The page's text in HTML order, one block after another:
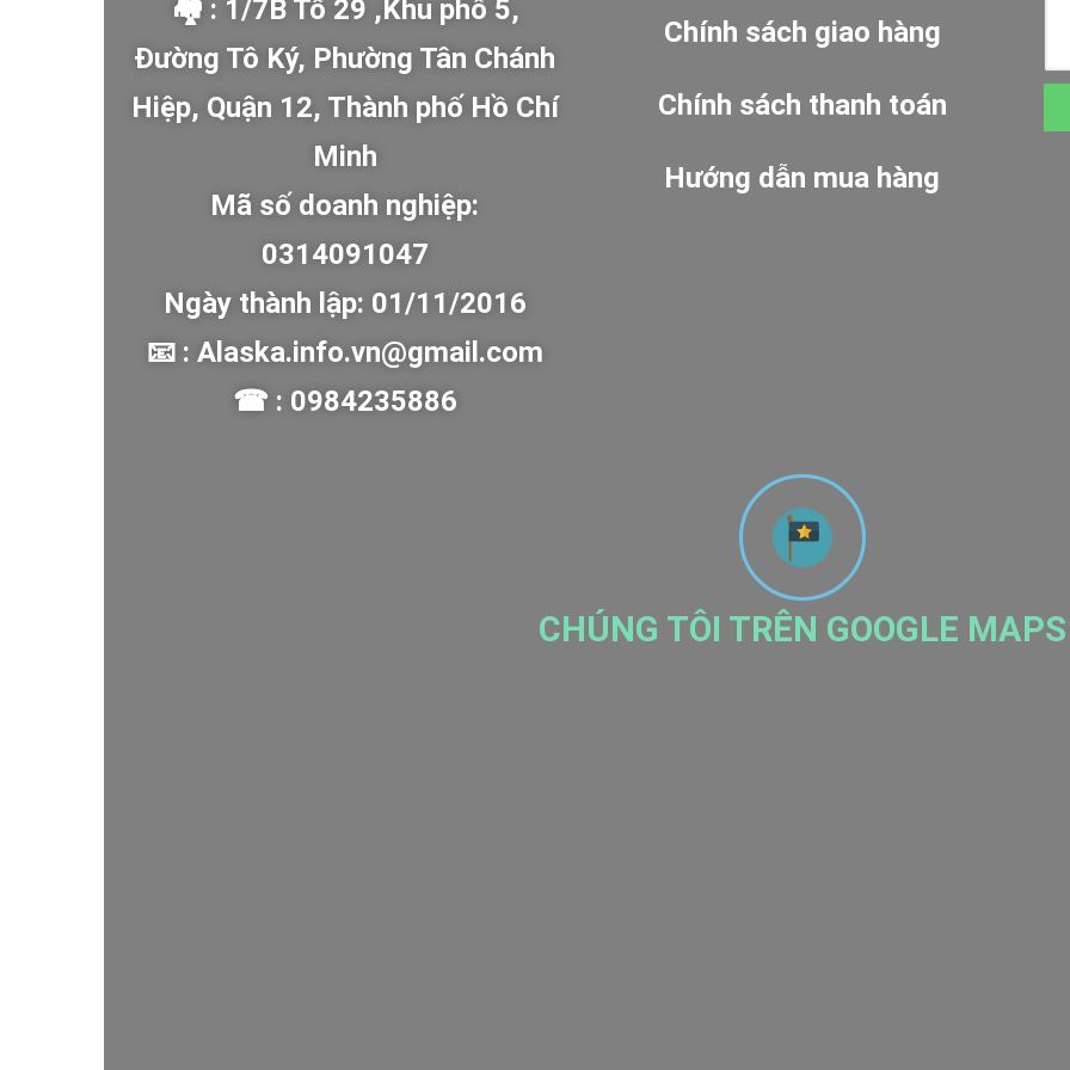
🏘 : 1/7B Tổ 29 ,Khu phố 5,
Đường Tô Ký, Phường Tân Chánh
Hiệp, Quận 12, Thành phố Hồ Chí
Minh
Mã số doanh nghiệp:
0314091047
Ngày thành lập: 01/11/2016
📧 : Alaska.info.vn@gmail.com
☎ : 0984235886
Chính sách giao hàng
Chính sách thanh toán
Hướng dẫn mua hàng
CHÚNG TÔI TRÊN GOOGLE MAPS